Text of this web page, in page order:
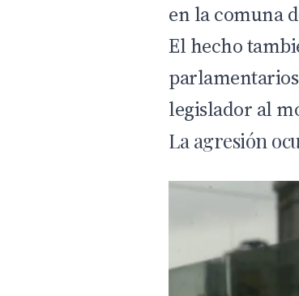
en la comuna
El hecho
legislador al
La agresión